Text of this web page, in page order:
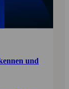
und